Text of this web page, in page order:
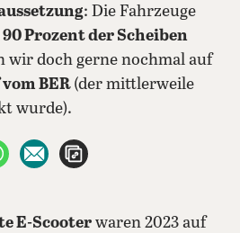
: Die Fahrzeuge
Prozent der Scheiben
wir doch gerne nochmal auf
BER (der mittlerweile
wurde).
teilen
teilen
per WhatsApp teilen
per E-Mail teilen
E-Scooterwaren 2023 auf